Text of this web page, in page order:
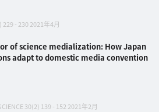
229 - 230 2021年4月
of science medialization: How Japan
adapt to domestic media convention
30(2) 139 - 152 2021年2月